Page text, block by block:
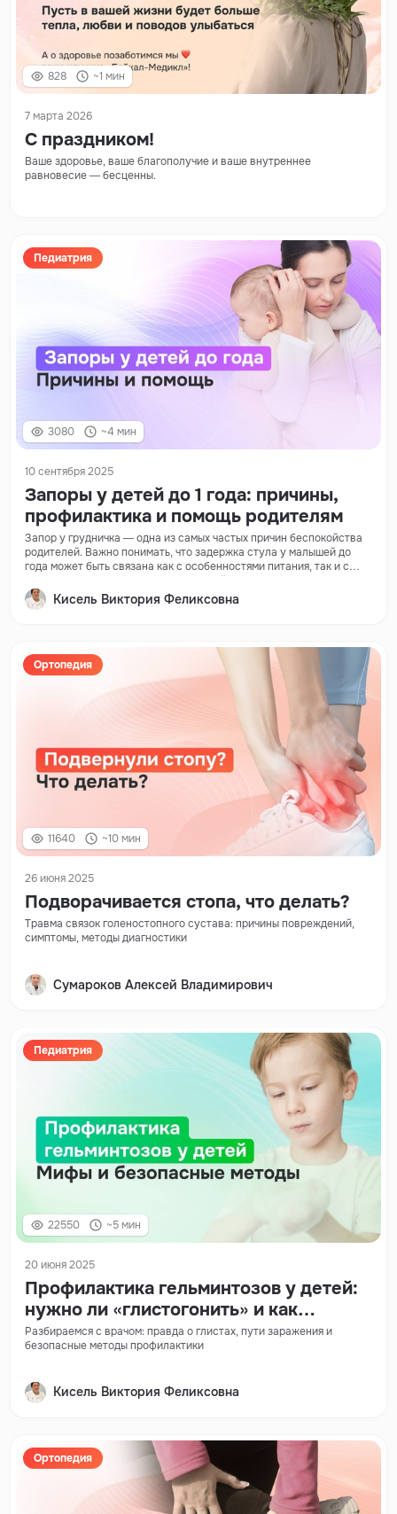
828 ~1 мин
7 марта 2026
С праздником!
Ваше здоровье, ваше благополучие и ваше внутреннее
равновесие — бесценны.
3080 ~4 мин
Педиатрия
10 сентября 2025
Запоры у детей до 1 года: причины,
профилактика и помощь родителям
Запор у грудничка — одна из самых частых причин беспокойства
родителей. Важно понимать, что задержка стула у малышей до
года может быть связана как с особенностями питания, так и с
нарушением работы пищеварительной системы.
Кисель Виктория Феликсовна
11640 ~10 мин
Ортопедия
26 июня 2025
Подворачивается стопа, что делать?
Травма связок голеностопного сустава: причины повреждений,
симптомы, методы диагностики
Сумароков Алексей Владимирович
22550 ~5 мин
Педиатрия
20 июня 2025
Профилактика гельминтозов у детей:
нужно ли «глистогонить» и как
защититься без вреда?
Разбираемся с врачом: правда о глистах, пути заражения и
безопасные методы профилактики
Кисель Виктория Феликсовна
Ортопедия